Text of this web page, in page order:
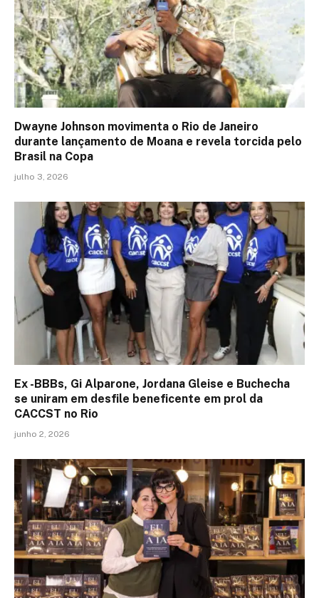
Dwayne Johnson movimenta o Rio de Janeiro
durante lançamento de Moana e revela torcida pelo
Brasil na Copa
julho 3, 2026
Ex -BBBs, Gi Alparone, Jordana Gleise e Buchecha
se uniram em desfile beneficente em prol da
CACCST no Rio
junho 2, 2026